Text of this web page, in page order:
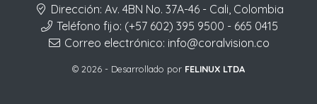
Dirección: Av. 4BN No. 37A-46 - Cali, Colombia
Teléfono fijo: (+57 602) 395 9500 - 665 0415
Correo electrónico: info@coralvision.co
© 2026 - Desarrollado por FELINUX LTDA